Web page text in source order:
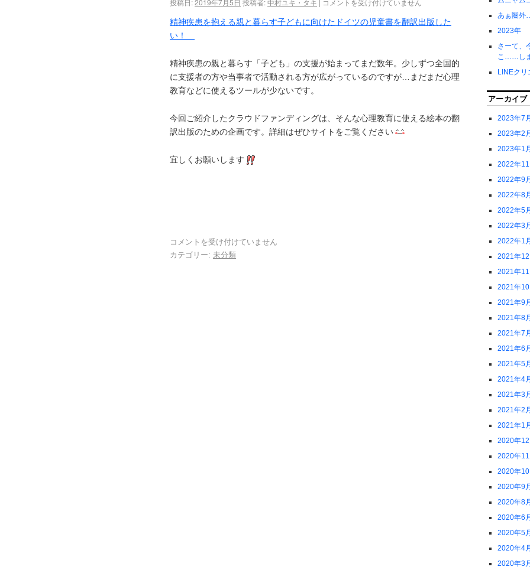
投稿日:2019年7月5日 投稿者:中村ユキ・タキ コメントを受け付けていません
精神疾患を抱える親と暮らす子どもに向けたドイツの児童書を翻訳出版した
い！
精神疾患の親と暮らす「子ども」の支援が始まってまだ数年。少しずつ全国的
に支援者の方や当事者で活動される方が広がっているのですが…まだまだ心理
教育などに使えるツールが少ないです。
今回ご紹介したクラウドファンディングは、そんな心理教育に使える絵本の翻
訳出版のための企画です。詳細はぜひサイトをご覧ください
宜しくお願いします
コメントを受け付けていません
カテゴリー: 未分類
あぁ圏
2023年
さーて、
こ……し
LINEク
アーカイブ
2023年7月
2023年2月
2023年1月
2022年11
2022年9月
2022年8月
2022年5月
2022年3月
2022年1月
2021年12
2021年11
2021年10
2021年9月
2021年8月
2021年7月
2021年6月
2021年5月
2021年4月
2021年3月
2021年2月
2021年1月
2020年12
2020年11
2020年10
2020年9月
2020年8月
2020年6月
2020年5月
2020年4月
2020年3月